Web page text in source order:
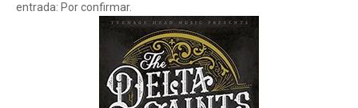
entrada: Por confirmar.